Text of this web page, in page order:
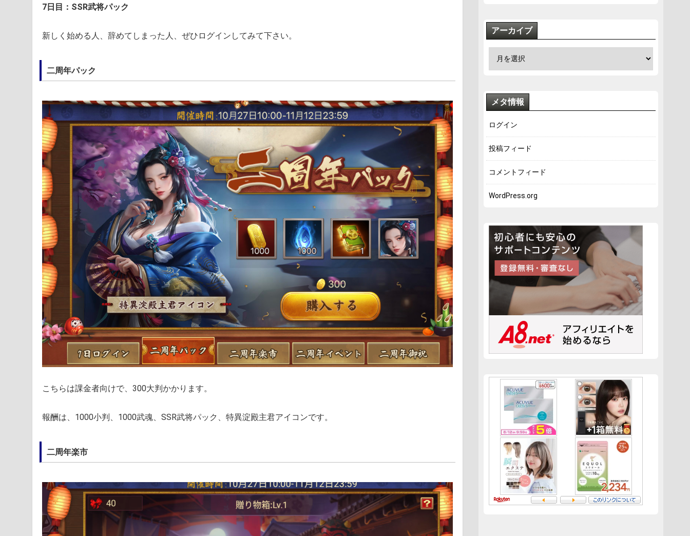
7日目：SSR武将パック
新しく始める人、辞めてしまった人、ぜひログインしてみて下さい。
二周年パック
こちらは課金者向けで、300大判かかります。
報酬は、1000小判、1000武魂、SSR武将パック、特異淀殿主君アイコンです。
二周年楽市
アーカイブ
メタ情報
ログイン
投稿フィード
コメントフィード
WordPress.org